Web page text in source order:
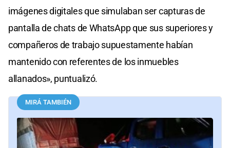
imágenes digitales que simulaban ser capturas de
pantalla de chats de WhatsApp que sus superiores y
compañeros de trabajo supuestamente habían
mantenido con referentes de los inmuebles
allanados», puntualizó.
MIRÁ TAMBIÉN